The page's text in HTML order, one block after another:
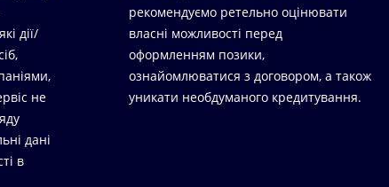
дії/
не
дані
в
рекомендуємо ретельно оцінювати
власні можливості перед
оформленням позики,
ознайомлюватися з договором, а також
уникати необдуманого кредитування.